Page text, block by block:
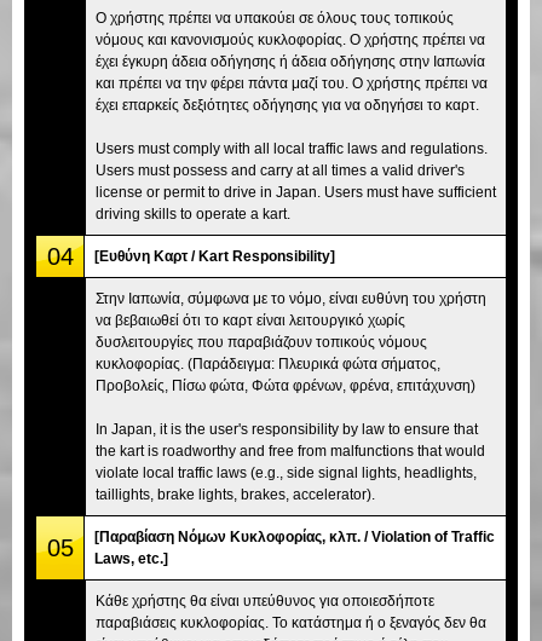
Ο χρήστης πρέπει να υπακούει σε όλους τους τοπικούς
νόμους και κανονισμούς κυκλοφορίας. Ο χρήστης πρέπει να
έχει έγκυρη άδεια οδήγησης ή άδεια οδήγησης στην Ιαπωνία
και πρέπει να την φέρει πάντα μαζί του. Ο χρήστης πρέπει να
έχει επαρκείς δεξιότητες οδήγησης για να οδηγήσει το καρτ.
Users must comply with all local traffic laws and regulations.
Users must possess and carry at all times a valid driver's
license or permit to drive in Japan. Users must have sufficient
driving skills to operate a kart.
04 [Ευθύνη Καρτ / Kart Responsibility]
Στην Ιαπωνία, σύμφωνα με το νόμο, είναι ευθύνη του χρήστη
να βεβαιωθεί ότι το καρτ είναι λειτουργικό χωρίς
δυσλειτουργίες που παραβιάζουν τοπικούς νόμους
κυκλοφορίας. (Παράδειγμα: Πλευρικά φώτα σήματος,
Προβολείς, Πίσω φώτα, Φώτα φρένων, φρένα, επιτάχυνση)
In Japan, it is the user's responsibility by law to ensure that
the kart is roadworthy and free from malfunctions that would
violate local traffic laws (e.g., side signal lights, headlights,
taillights, brake lights, brakes, accelerator).
05
[Παραβίαση Νόμων Κυκλοφορίας, κλπ. / Violation of Traffic
Laws, etc.]
Κάθε χρήστης θα είναι υπεύθυνος για οποιεσδήποτε
παραβιάσεις κυκλοφορίας. Το κατάστημα ή ο ξεναγός δεν θα